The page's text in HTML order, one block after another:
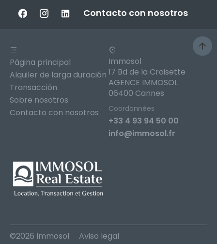
Contacto con nosotros
Página principal
Alquiler de larga duración
Transacción
Sobre nosotros
Contacto con nosotros
Immosol
17 Bd de la Croisette
AGENCE IMMOSOL
06400 Cannes
Coordonnées
+33 4 93 94 50 00
info@immosol.fr
©2026 Immosol
Aviso legal